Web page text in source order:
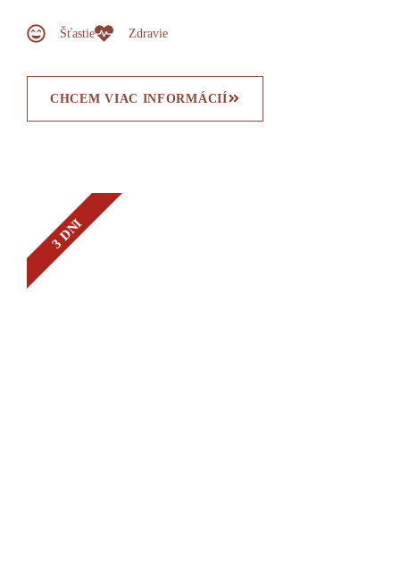
Šťastie Zdravie
CHCEM VIAC INFORMÁCIÍ
3 DNI